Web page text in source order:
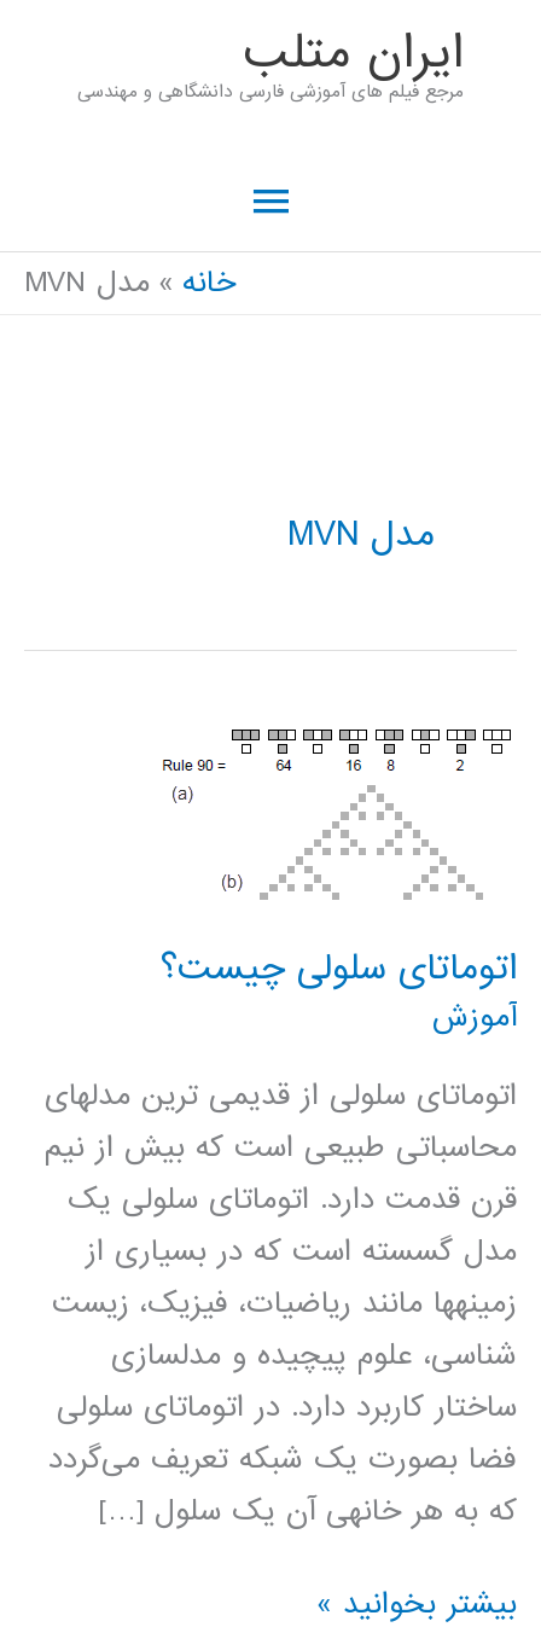
ايران متلب
مرجع فیلم های آموزشی فارسی دانشگاهی و مهندسی
فهرست
اصلی
خانه مدل MVN
مدل MVN
اتوماتای سلولی چیست؟
آموزش
اتوماتای سلولی از قدیمی ترین مدل­های
محاسباتی طبیعی است که بیش از نیم
قرن قدمت دارد. اتوماتای سلولی یک
مدل گسسته است که در بسیاری از
زمینه­ها مانند ریاضیات، فیزیک، زیست
شناسی، علوم پیچیده و مدلسازی
ساختار کاربرد دارد. در اتوماتای سلولی
فضا بصورت یک شبکه تعریف می‌گردد
که به هر خانه­ی آن یک سلول […]
اتوماتای
بیشتر بخوانید »